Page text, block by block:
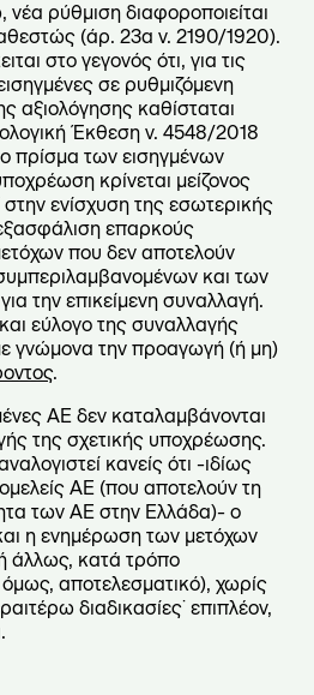
ρύθμιση διαφοροποιείται
(άρ. 23α ν. 2190/1920).
στο γεγονός ότι, για τις
σε ρυθμιζόμενη
αξιολόγησης καθίσταται
Έκθεση ν. 4548/2018
πρίσμα των εισηγμένων
κρίνεται μείζονος
ενίσχυση της εσωτερικής
επαρκούς
που δεν αποτελούν
και των
την επικείμενη συναλλαγή.
εύλογο της συναλλαγής
γνώμονα την προαγωγή (ή μη)
.
ΑΕ δεν καταλαμβάνονται
της σχετικής υποχρέωσης.
κανείς ότι -ιδίως
ΑΕ (που αποτελούν τη
των ΑΕ στην Ελλάδα)- ο
η ενημέρωση των μετόχων
άλλως, κατά τρόπο
αποτελεσματικό), χωρίς
διαδικασίες˙ επιπλέον,